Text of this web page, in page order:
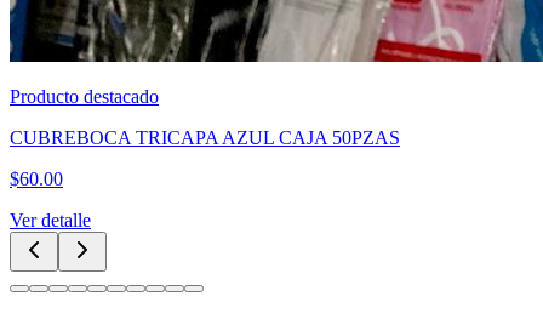
Producto destacado
CUBREBOCA TRICAPA AZUL CAJA 50PZAS
$60.00
Ver detalle